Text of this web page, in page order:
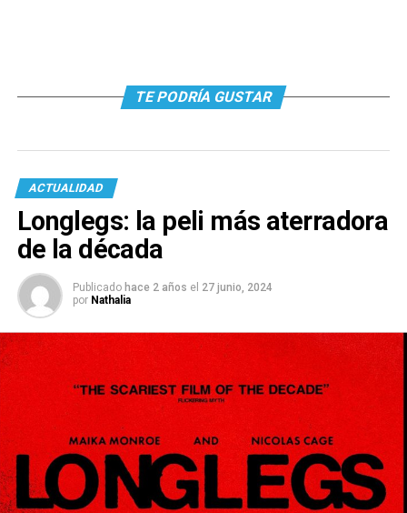
TE PODRÍA GUSTAR
ACTUALIDAD
Longlegs: la peli más aterradora
de la década
Publicado hace 2 años el 27 junio, 2024
por Nathalia